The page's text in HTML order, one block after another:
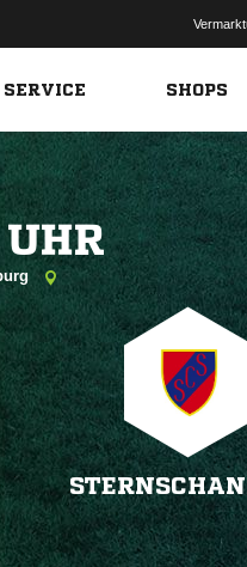
SHOPS
